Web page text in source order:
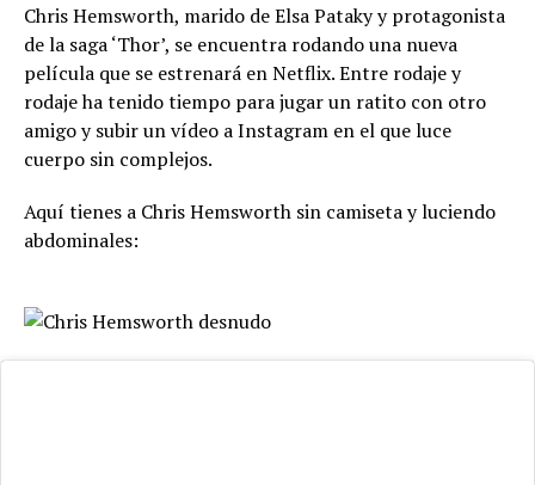
Chris Hemsworth, marido de Elsa Pataky y protagonista
de la saga ‘Thor’, se encuentra rodando una nueva
película que se estrenará en Netflix. Entre rodaje y
rodaje ha tenido tiempo para jugar un ratito con otro
amigo y subir un vídeo a Instagram en el que luce
cuerpo sin complejos.
Aquí tienes a Chris Hemsworth sin camiseta y luciendo
abdominales: